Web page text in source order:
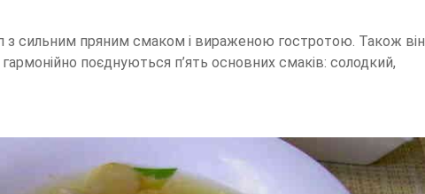
сильним пряним смаком і вираженою гостротою. Також він
поєднуються п’ять основних смаків: солодкий,